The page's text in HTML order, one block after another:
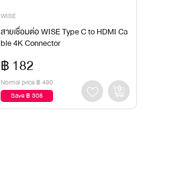
WISE
สายเชื่อมต่อ WISE Type C to HDMI Ca
ble 4K Connector
฿ 182
Normal price ฿ 490
Save ฿ 308